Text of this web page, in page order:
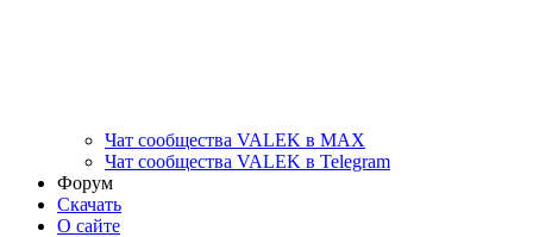
Чат сообщества VALEK в MAX
Чат сообщества VALEK в Telegram
Форум
Скачать
О сайте